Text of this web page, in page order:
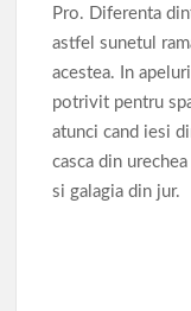
Pro. Diferenta
astfel sunetul
acestea. In
potrivit pentru
atunci cand iesi
casca din
si galagia din jur.